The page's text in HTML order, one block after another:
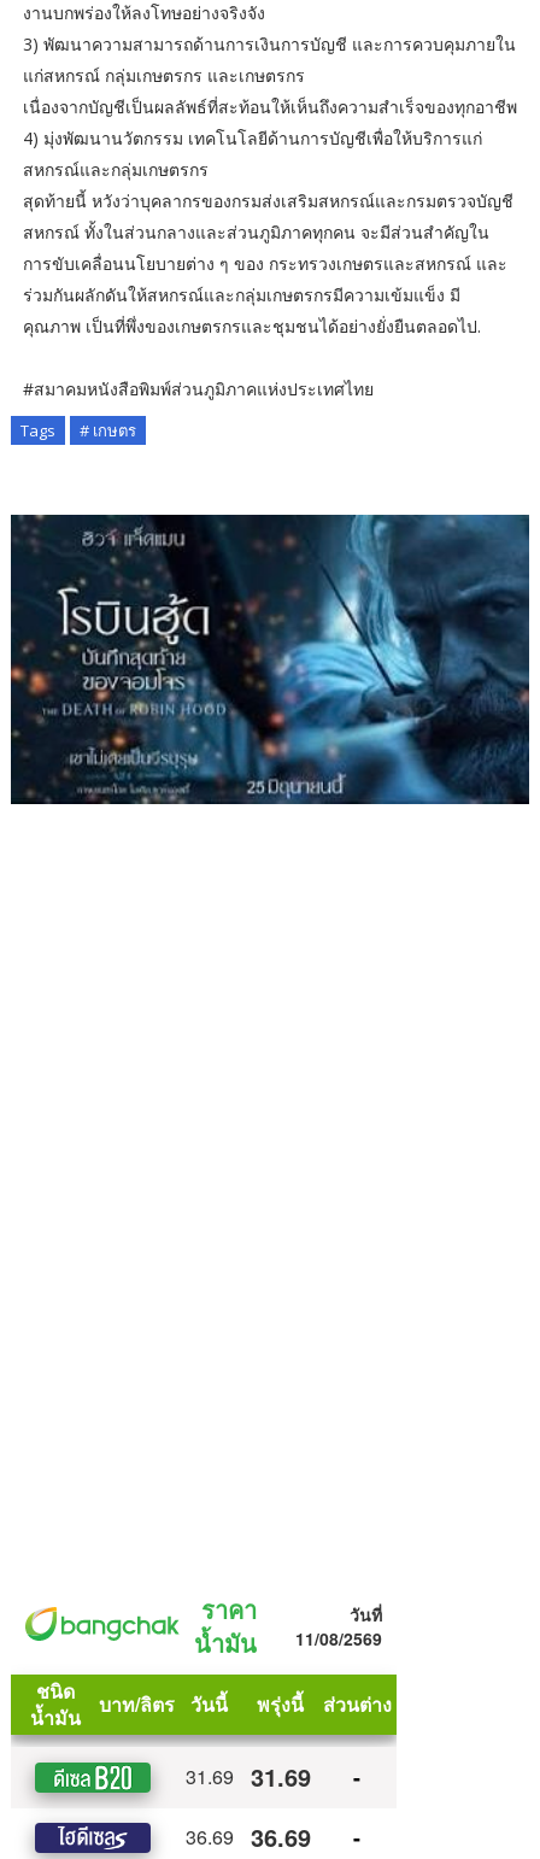
งานบกพร่องให้ลงโทษอย่างจริงจัง
3) พัฒนาความสามารถด้านการเงินการบัญชี และการควบคุมภายใน
แก่สหกรณ์ กลุ่มเกษตรกร และเกษตรกร
เนื่องจากบัญชีเป็นผลลัพธ์ที่สะท้อนให้เห็นถึงความสําเร็จของทุกอาชีพ
4) มุ่งพัฒนานวัตกรรม เทคโนโลยีด้านการบัญชีเพื่อให้บริการแก่
สหกรณ์และกลุ่มเกษตรกร
สุดท้ายนี้ หวังว่าบุคลากรของกรมส่งเสริมสหกรณ์และกรมตรวจบัญชี
สหกรณ์ ทั้งในส่วนกลางและส่วนภูมิภาคทุกคน จะมีส่วนสําคัญใน
การขับเคลื่อนนโยบายต่าง ๆ ของ กระทรวงเกษตรและสหกรณ์ และ
ร่วมกันผลักดันให้สหกรณ์และกลุ่มเกษตรกรมีความเข้มแข็ง มี
คุณภาพ เป็นที่พึ่งของเกษตรกรและชุมชนได้อย่างยั่งยืนตลอดไป.
#สมาคมหนังสือพิมพ์ส่วนภูมิภาคแห่งประเทศไทย
Tags # เกษตร